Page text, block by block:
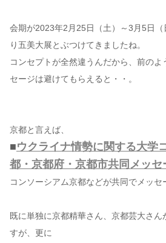
会期が2023年2月25日（土）～3月5日（
り五美大展とぶつけてきましたね。
コンセプトが全然違うんだから、前のよ
セージは避けてもらえると・・。
京都と言えば、
■ウクライナ情勢に関する大学
都・京都府・京都市共同メッセ
コンソーシアム京都などが共同でメッセ
既に単独に京都精華さん、京都芸大さん
すが、更に